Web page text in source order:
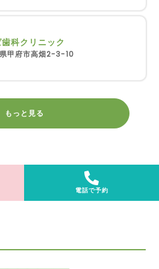
科クリニック
甲府市高畑2-3-10
もっと見る
電話で予約